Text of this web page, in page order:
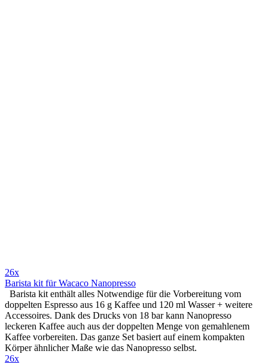
26x
Barista kit für Wacaco Nanopresso
Barista kit enthält alles Notwendige für die Vorbereitung vom
doppelten Espresso aus 16 g Kaffee und 120 ml Wasser + weitere
Accessoires. Dank des Drucks von 18 bar kann Nanopresso
leckeren Kaffee auch aus der doppelten Menge von gemahlenem
Kaffee vorbereiten. Das ganze Set basiert auf einem kompakten
Körper ähnlicher Maße wie das Nanopresso selbst.
26x